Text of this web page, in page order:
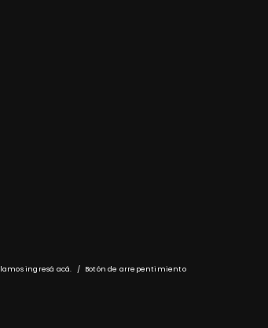
ingresá acá. / Botón de arrepentimiento